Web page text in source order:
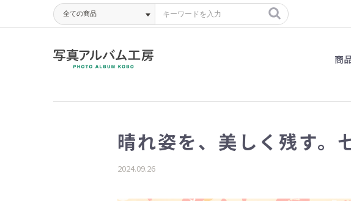
商
晴れ姿を、美しく残す。
2024.09.26